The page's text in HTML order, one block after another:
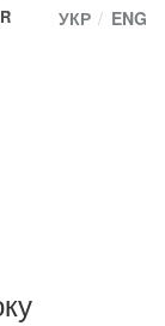
УКР ENG